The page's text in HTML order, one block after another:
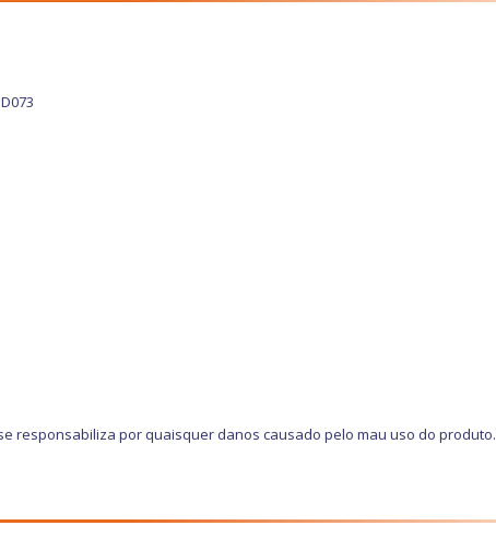
responsabiliza por quaisquer danos causado pelo mau uso do produto.